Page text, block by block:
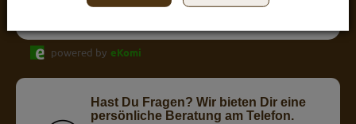
powered by eKomi
Hast Du Fragen? Wir bieten Dir eine
persönliche Beratung am Telefon.